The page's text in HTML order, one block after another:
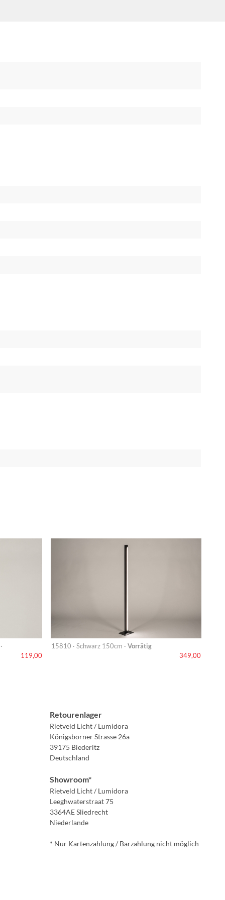
119,00
15810 · Schwarz 150cm · Vorrätig
349,00
Retourenlager
Rietveld Licht / Lumidora
Königsborner Strasse 26a
39175 Biederitz
Deutschland
Showroom*
Rietveld Licht / Lumidora
Leeghwaterstraat 75
3364AE Sliedrecht
Niederlande
* Nur Kartenzahlung / Barzahlung nicht möglich